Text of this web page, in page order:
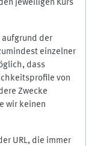
jeweiligen Kurs
aufgrund der
einzelner
dass
von
Zwecke
wir keinen
URL, die immer